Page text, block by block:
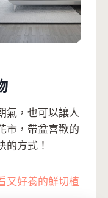
氣，也可以讓人
市，帶盆喜歡的
的方式！
又好養的鮮切植